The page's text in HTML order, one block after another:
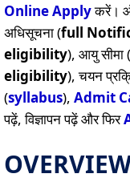
OnlineApplyकरें।
अधिसूचना (full
eligibility), आयु सीमा (
eligibility), चयन
(syllabus), Admit
पढ़ें, विज्ञापन पढ़ें और फिर